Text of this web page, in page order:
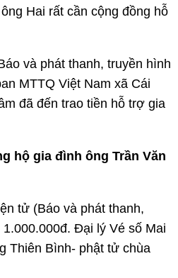
Hai rất cần cộng đồng hỗ
và phát thanh, truyền hình
MTTQ Việt Nam xã Cái
đã đến trao tiền hỗ trợ gia
hộ gia đình ông Trần Văn
tử (Báo và phát thanh,
Đại lý Vé số Mai
Thiên Bình- phật tử chùa